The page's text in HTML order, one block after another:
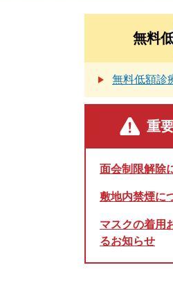
無料
無料低額診
重
面会制限解除
敷地内禁煙に
マスクの着用
るお知らせ